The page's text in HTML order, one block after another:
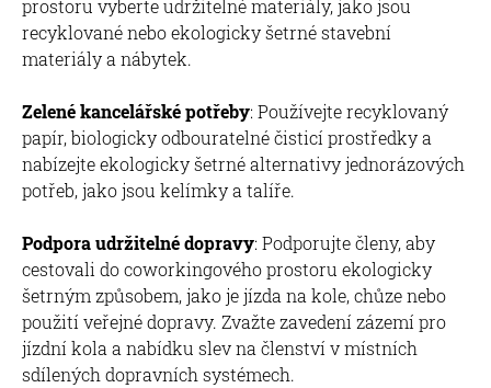
prostoru vyberte udržitelné materiály, jako jsou
recyklované nebo ekologicky šetrné stavební
materiály a nábytek.
Zelené kancelářské potřeby: Používejte recyklovaný
papír, biologicky odbouratelné čisticí prostředky a
nabízejte ekologicky šetrné alternativy jednorázových
potřeb, jako jsou kelímky a talíře.
Podpora udržitelné dopravy: Podporujte členy, aby
cestovali do coworkingového prostoru ekologicky
šetrným způsobem, jako je jízda na kole, chůze nebo
použití veřejné dopravy. Zvažte zavedení zázemí pro
jízdní kola a nabídku slev na členství v místních
sdílených dopravních systémech.